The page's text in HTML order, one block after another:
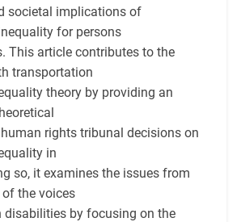
societal implications of
for persons
This article contributes to the
transportation
theory by providing an
rights tribunal decisions on
in
so, it examines the issues from
the voices
disabilities by focusing on the